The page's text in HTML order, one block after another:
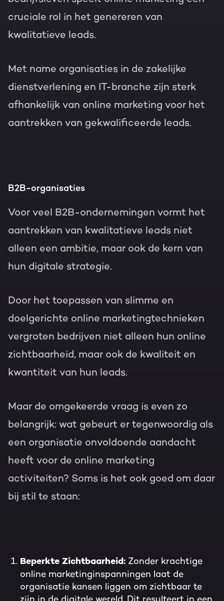
cruciale rol in het genereren van
kwalitatieve leads.
Met name organisaties in de zakelijke
dienstverlening en IT-branche zijn sterk
afhankelijk van online marketing voor het
aantrekken van gekwalificeerde leads.
B2B-organisaties
Voor veel B2B-ondernemingen vormt het
aantrekken van kwalitatieve leads niet
alleen een ambitie, maar ook de kern van
hun digitale strategie.
Door het toepassen van slimme en
doelgerichte online marketingtechnieken
vergroten bedrijven niet alleen hun online
zichtbaarheid, maar ook de kwaliteit en
kwantiteit van hun leads.
Maar de omgekeerde vraag is even zo
belangrijk: wat gebeurt er tegenwoordig als
een organisatie onvoldoende aandacht
heeft voor de online marketing
activiteiten? Soms is het ook goed om daar
bij stil te staan:
Beperkte Zichtbaarheid: Zonder krachtige
online marketinginspanningen laat de
organisatie kansen liggen om zichtbaar te